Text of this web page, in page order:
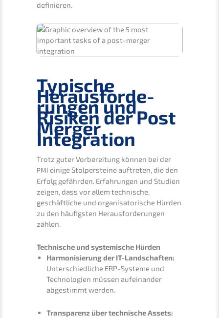
definieren.
Typische
Heraus­for­de­
run­gen und
Risiken der Post
Merger
Integration
Trotz guter Vorbe­rei­tung können bei der
PMI einige Stolper­stei­ne auftre­ten, die den
Erfolg gefähr­den. Erfah­run­gen und Studi­en
zeigen, dass vor allem techni­sche,
geschäft­li­che und organi­sa­to­ri­sche Hürden
zu den häufigs­ten Heraus­for­de­run­gen
zählen.
Techni­sche und syste­mi­sche Hürden
Harmo­ni­sie­rung der IT-Landschaf­ten:
Unter­schied­li­che ERP-Syste­me und
Techno­lo­gien müssen aufein­an­der
abgestimmt werden.
Trans­pa­renz über techni­sche Assets: